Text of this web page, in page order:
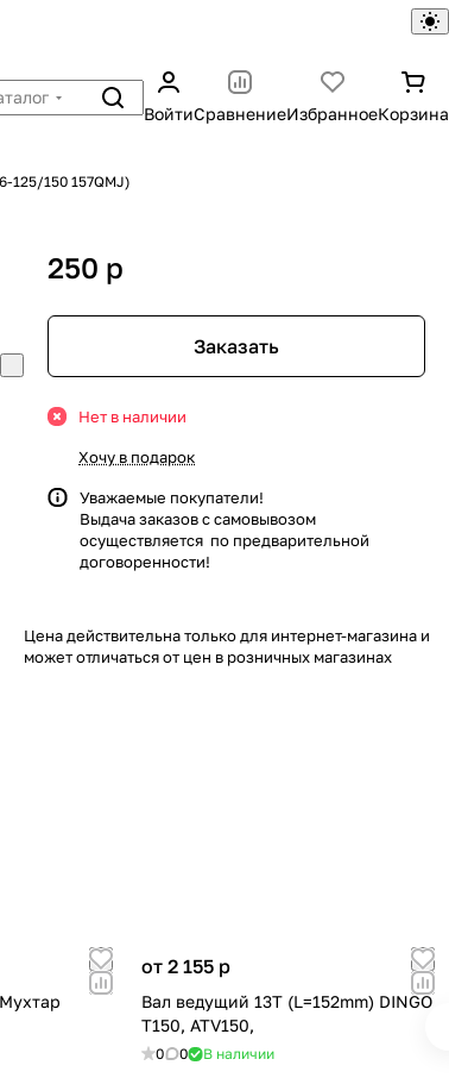
ВойтиСравнениеИзбранноеКорзина
125/150 157QMJ)
250 p
Заказать
Нет в наличии
Хочу в подарок
Уважаемые покупатели!
Выдача заказов с самовывозом
осуществляется по предварительной
договоренности!
Цена действительна только для интернет-магазина и
может отличаться от цен в розничных магазинах
от 2 155 p
Вал ведущий 13Т (L=152mm) DINGO
Т150, ATV150,
0 0 В наличии